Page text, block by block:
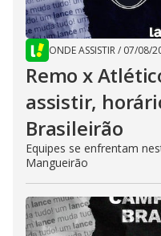
ONDE ASSISTIR/ 07/08/
Remo x
assistir,
Brasileirão
Equipes se enfrentam
Mangueirão